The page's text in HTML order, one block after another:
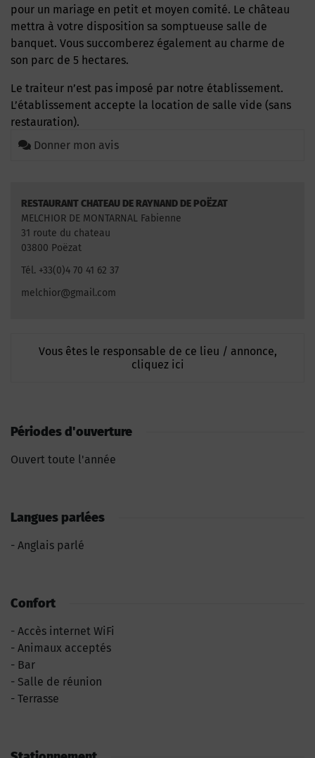
pour un mariage en petit et moyen comité. Le château
mettra à votre disposition sa somptueuse salle de
banquet. Vous succomberez également au charme de
son parc de 5 hectares.
Le traiteur n’est pas imposé par notre établissement.
L’établissement accepte la location de salle vide (sans
restauration).
Donner mon avis
RESTAURANT CHATEAU DE RAYNAND DE POËZAT
MELCHIOR DE MONTARNAL Fabienne
31 route du chateau
03800 Poëzat
Tél. +33(0)4 70 41 62 37
melchior@gmail.com
Vous êtes le responsable de ce lieu / annonce,
cliquez ici
Périodes d'ouverture
Ouvert toute l'année
Langues parlées
Anglais parlé
Confort
Accès internet WiFi
Animaux acceptés
Bar
Salle de réunion
Terrasse